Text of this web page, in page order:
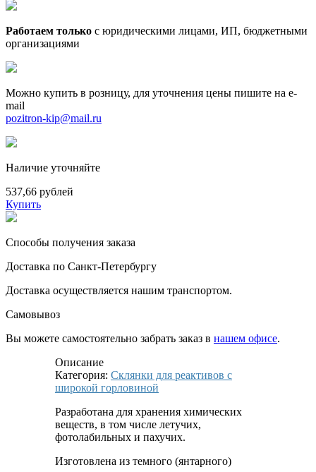
Работаем только с юридическими лицами, ИП, бюджетными
организациями
Можно купить в розницу, для уточнения цены пишите на e-
mail
pozitron-kip@mail.ru
Наличие уточняйте
537,66 рублей
Купить
Способы получения заказа
Доставка по Санкт-Петербургу
Доставка осуществляется нашим транспортом.
Самовывоз
Вы можете самостоятельно забрать заказ в нашем офисе.
Описание
Категория: Склянки для реактивов с
широкой горловиной
Разработана для хранения химических
веществ, в том числе летучих,
фотолабильных и пахучих.
Изготовлена из темного (янтарного)